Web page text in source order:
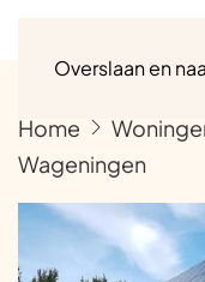
Overslaan en
Home
Wageningen